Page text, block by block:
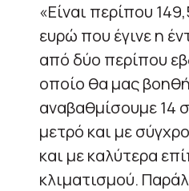
«Είναι περίπου
ευρώ που έγινε η
από δύο περίπου
οποίο θα μας
αναβαθμίσουμε 14
μετρό και με
και με καλύτερα
κλιματισμού.